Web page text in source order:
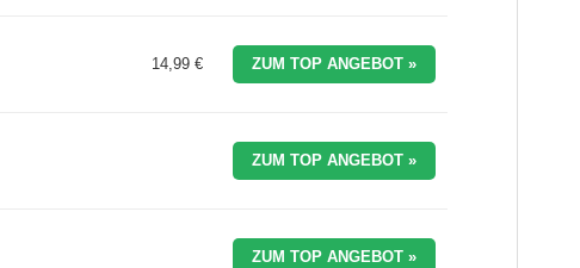
14,99 € ZUM TOP ANGEBOT »
ZUM TOP ANGEBOT »
ZUM TOP ANGEBOT »